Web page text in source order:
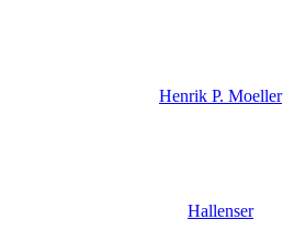
Henrik P. Moeller
Hallenser